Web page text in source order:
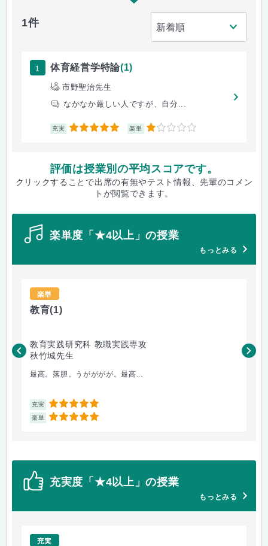
1件
1 体育経営学特論(1)
市野聖治先生
なかなか厳しい人ですが、自分...
充実 5 楽単 1
評価は授業別の平均スコアです。
クリックすることで出席の有無やテスト情報、先輩のコメン
トが閲覧できます。
楽単度「★4以上」の授業
もっとみる
楽単
教育(1)
教育実践研究科 教職実践専攻
秋竹城先生
最高。落胆。うがががが。最高...
充実 5
楽単 5
加
充実度「★4以上」の授業
もっとみる
充実